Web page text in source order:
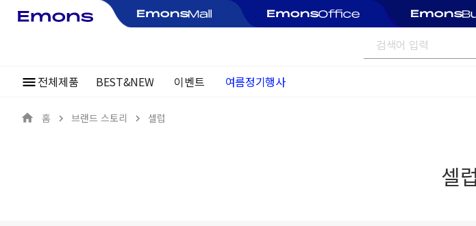
전체제품 BEST&NEW 이벤트
~30%
홈 브랜드 스토리 셀럽
셀럽